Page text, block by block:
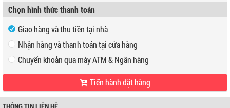
Mã số thuế
Địa chỉ
Chọn hình thức thanh toán
Giao hàng và thu tiền tại nhà
Nhận hàng và thanh toán tại cửa hàng
Địa chỉ:466 Tân Kỳ Tân Quý, P Tân Quý, Q Tân Phú, TPHCM
Điện thoại:
Chuyển khoản qua máy ATM & Ngân hàng
Tiến hành đặt hàng